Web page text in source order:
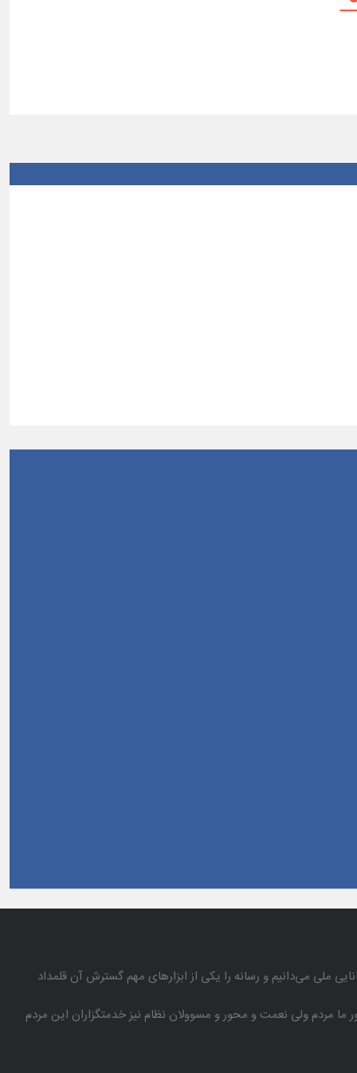
ملی می‌دانیم و رسانه را یكی از ابزارهای مهم گسترش آن قلمداد
ما مردم ولی نعمت و محور و مسوولان نظام نیز خدمتگزاران این مردم